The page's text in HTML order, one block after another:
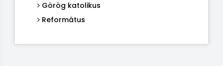
Görög katolikus
Református